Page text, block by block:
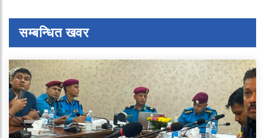
सम्बन्धित खवर